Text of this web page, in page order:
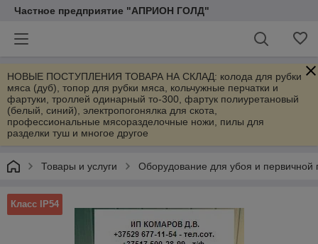
Частное предприятие "АПРИОН ГОЛД"
НОВЫЕ ПОСТУПЛЕНИЯ ТОВАРА НА СКЛАД: колода для рубки
мяса (дуб), топор для рубки мяса, кольчужные перчатки и
фартуки, троллей одинарный то-300, фартук полиуретановый
(белый, синий), электропогонялка для скота,
профессиональные мясоразделочные ножи, пилы для
разделки туш и многое другое
Товары и услуги Оборудование для убоя и первичной
Класс IP54